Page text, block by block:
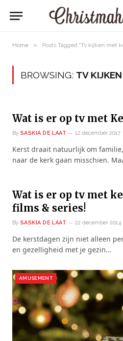
Home » Posts Tagged "Tv kijken met
BROWSING: TV
Wat is er op tv met
By SASKIA DE LAAT 12 december 2017
Kerst draait natuurlijk om
naar de kerk gaan misschien.
Wat is er op tv met
films & series!
By SASKIA DE LAAT 22 december 2014
De kerstdagen zijn niet alleen
en gezelligheid met je gezin…
AMUSEMENT